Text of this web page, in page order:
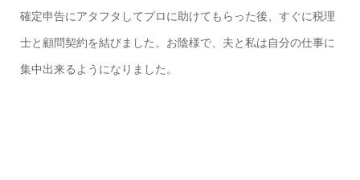
確定申告にアタフタしてプロに助けてもらった後、すぐに税理
士と顧問契約を結びました。お陰様で、夫と私は自分の仕事に
集中出来るようになりました。